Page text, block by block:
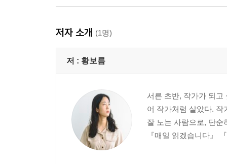
저자 소개 (1명)
저 : 황보름
서른 초반, 작가가 되고
어 작가처럼 살았다. 작
잘 노는 사람으로, 단
『매일 읽겠습니다』